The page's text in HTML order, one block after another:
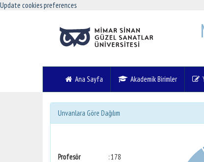
Update cookies preferences
Ana Sayfa Akademik Birimler
Unvanlara Göre Dağılım
Profesör
: 178